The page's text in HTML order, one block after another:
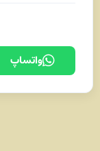
واتساپ